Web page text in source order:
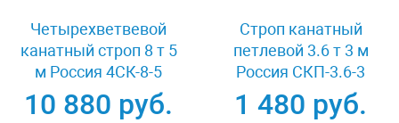
Четырехветвевой
канатный строп 8 т 5
м Россия 4СК-8-5
10 880 руб.
Строп канатный
петлевой 3.6 т 3 м
Россия СКП-3.6-3
1 480 руб.